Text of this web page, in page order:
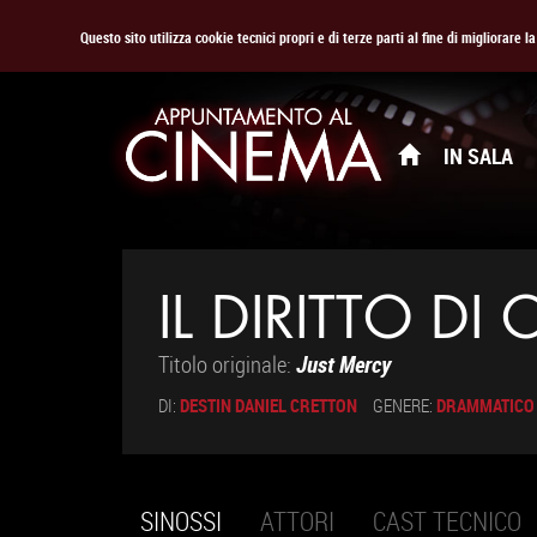
Questo sito utilizza cookie tecnici propri e di terze parti al fine di migliorare
IN SALA
IL DIRITTO DI
Titolo originale: Just Mercy
DI: DESTIN DANIEL CRETTON GENERE: DRAMMATICO
SINOSSI (SCHEDA
ATTORI CAST TECNICO